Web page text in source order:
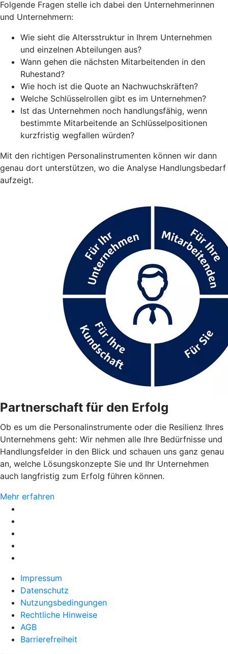
Folgende Fragen stelle ich dabei den Unternehmerinnen
und Unternehmern:
Wie sieht die Altersstruktur in Ihrem Unternehmen
und einzelnen Abteilungen aus?
Wann gehen die nächsten Mitarbeitenden in den
Ruhestand?
Wie hoch ist die Quote an Nachwuchskräften?
Welche Schlüsselrollen gibt es im Unternehmen?
Ist das Unternehmen noch handlungsfähig, wenn
bestimmte Mitarbeitende an Schlüsselpositionen
kurzfristig wegfallen würden?
Mit den richtigen Personalinstrumenten können wir dann
genau dort unterstützen, wo die Analyse Handlungsbedarf
aufzeigt.
Partnerschaft für den Erfolg
Ob es um die Personalinstrumente oder die Resilienz Ihres
Unternehmens geht: Wir nehmen alle Ihre Bedürfnisse und
Handlungsfelder in den Blick und schauen uns ganz genau
an, welche Lösungskonzepte Sie und Ihr Unternehmen
auch langfristig zum Erfolg führen können.
Mehr erfahren
Impressum
Datenschutz
Nutzungsbedingungen
Rechtliche Hinweise
AGB
Barrierefreiheit